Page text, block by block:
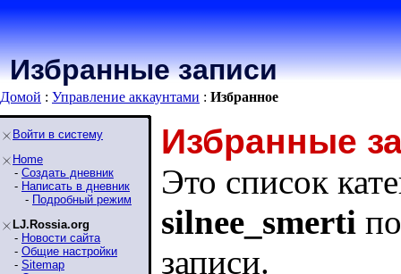
Избранные записи
Домой : Управление аккаунтами : Избранное
Войти в систему
Home
- Создать дневник
- Написать в дневник
- Подробный режим
LJ.Rossia.org
- Новости сайта
- Общие настройки
- Sitemap
Избранные
Это список
silnee_smerti
записи.